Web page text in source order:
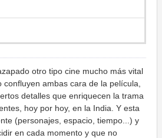
otro tipo cine mucho más vital
ambas cara de la película,
detalles que enriquecen la trama
hoy por hoy, en la India. Y esta
(personajes, espacio, tiempo...) y
en cada momento y que no